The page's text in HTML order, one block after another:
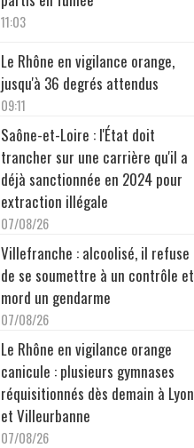
11:03
Le Rhône en vigilance orange,
jusqu'à 36 degrés attendus
09:11
Saône-et-Loire : l'État doit
trancher sur une carrière qu'il a
déjà sanctionnée en 2024 pour
extraction illégale
07/08/26
Villefranche : alcoolisé, il refuse
de se soumettre à un contrôle et
mord un gendarme
07/08/26
Le Rhône en vigilance orange
canicule : plusieurs gymnases
réquisitionnés dès demain à Lyon
et Villeurbanne
07/08/26